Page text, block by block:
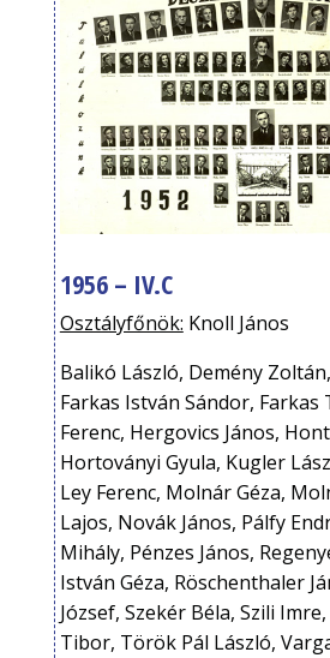
1956 – IV.C
Osztályfőnök: Knoll János
Balikó László, Demény
Farkas István Sándor,
Ferenc, Hergovics János,
Hortoványi Gyula, Kugler
Ley Ferenc, Molnár Géza,
Lajos, Novák János, Pálfy
Mihály, Pénzes János,
István Géza, Röschenthaler
József, Szekér Béla, Szili
Tibor, Török Pál László,